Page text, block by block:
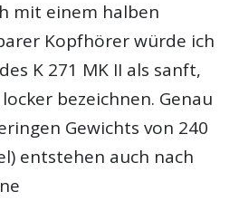
mit einem halben
Kopfhörer würde ich
K 271 MK II als sanft,
bezeichnen. Genau
Gewichts von 240
entstehen auch nach